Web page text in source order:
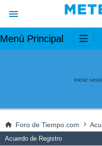
Menú Principal
Iniciar
Foro de Tiempo.com
Acuerdo de Registro